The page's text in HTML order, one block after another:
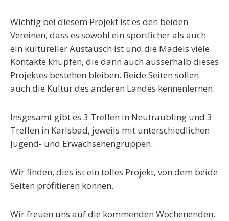
Wichtig bei diesem Projekt ist es den beiden
Vereinen, dass es sowohl ein sportlicher als auch
ein kultureller Austausch ist und die Mädels viele
Kontakte knüpfen, die dann auch ausserhalb dieses
Projektes bestehen bleiben. Beide Seiten sollen
auch die Kultur des anderen Landes kennenlernen.
Insgesamt gibt es 3 Treffen in Neutraubling und 3
Treffen in Karlsbad, jeweils mit unterschiedlichen
Jugend- und Erwachsenengruppen.
Wir finden, dies ist ein tolles Projekt, von dem beide
Seiten profitieren können.
Wir freuen uns auf die kommenden Wochenenden.